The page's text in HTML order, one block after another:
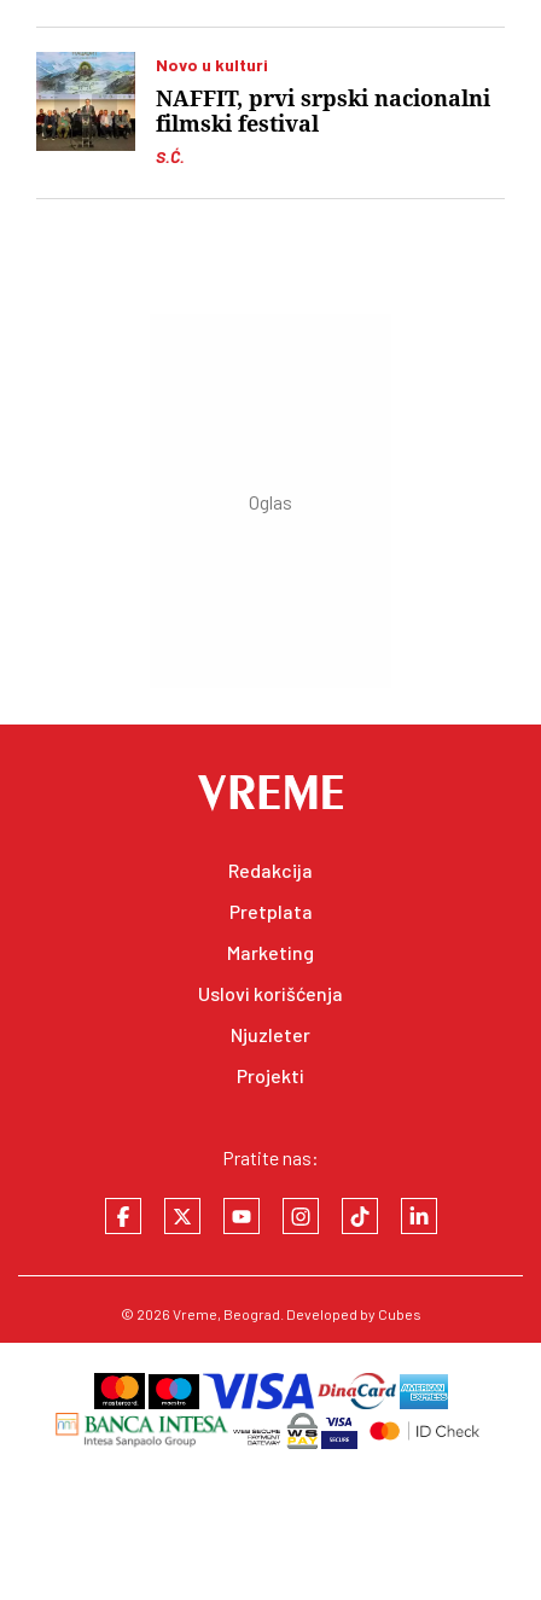
Novo u kulturi
S.Ć.
NAFFIT, prvi srpski nacionalni
filmski festival
Redakcija
Pretplata
Marketing
Uslovi korišćenja
Njuzleter
Projekti
Pratite nas:
© 2026 Vreme, Beograd. Developed by Cubes